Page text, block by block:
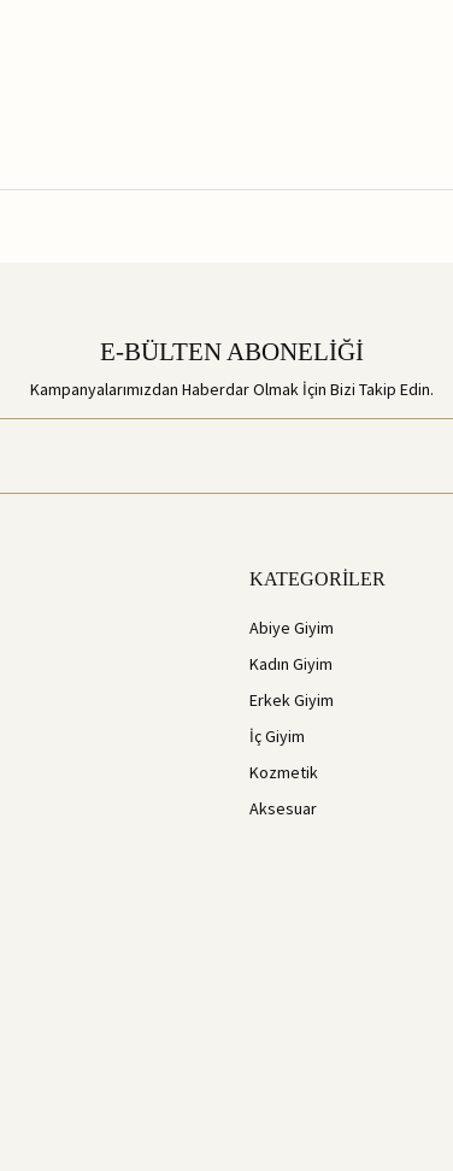
E-BÜLTEN ABONELİĞİ
Kampanyalarımızdan Haberdar Olmak İçin Bizi Takip Edin.
KATEGORİLER
Abiye Giyim
Kadın Giyim
Erkek Giyim
İç Giyim
Kozmetik
Aksesuar